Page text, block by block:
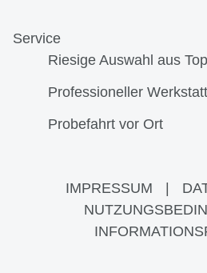
Service
Riesige Auswahl aus
Professioneller
Probefahrt vor Ort
IMPRESSUM